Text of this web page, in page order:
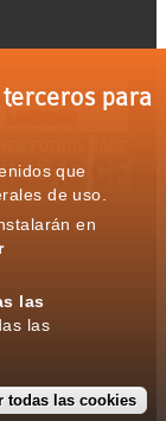
para
que
de uso.
en
las
las
todas las cookies